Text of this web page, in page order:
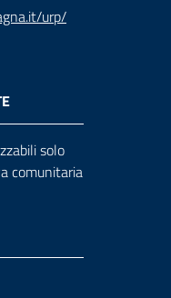
urp/
solo
comunitaria